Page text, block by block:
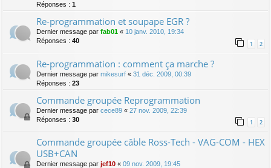
Réponses : 1
Re-programmation et soupape EGR ?
Dernier message par fab01 « 10 janv. 2010, 19:34
Réponses : 40 1 2
Re-programmation : comment ça marche ?
Dernier message par mikesurf « 31 déc. 2009, 00:39
Réponses : 23
Commande groupée Reprogrammation
Dernier message par cece89 « 27 nov. 2009, 22:39
Réponses : 30 1 2
Commande groupée câble Ross-Tech - VAG-COM - HEX
USB+CAN
Dernier message par jef10 « 09 nov. 2009, 19:45